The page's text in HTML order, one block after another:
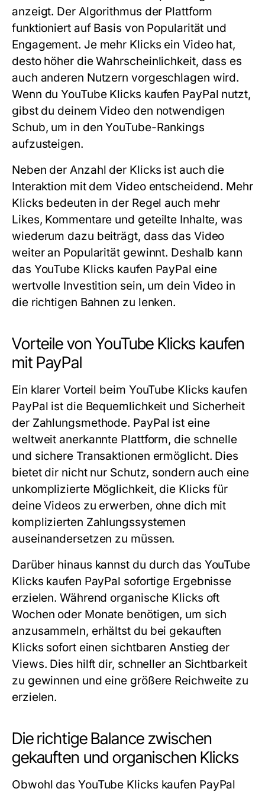
anzeigt. Der Algorithmus der Plattform
funktioniert auf Basis von Popularität und
Engagement. Je mehr Klicks ein Video hat,
desto höher die Wahrscheinlichkeit, dass es
auch anderen Nutzern vorgeschlagen wird.
Wenn duYouTube Klicks kaufen PayPal nutzt,
gibst du deinem Video den notwendigen
Schub, um in den YouTube-Rankings
aufzusteigen.
Neben der Anzahl der Klicks ist auch die
Interaktion mit dem Video entscheidend. Mehr
Klicks bedeuten in der Regel auch mehr
Likes, Kommentare und geteilte Inhalte, was
wiederum dazu beiträgt, dass das Video
weiter an Popularität gewinnt. Deshalb kann
das YouTube Klicks kaufen PayPal eine
wertvolle Investition sein, um dein Video in
die richtigen Bahnen zu lenken.
Vorteile von YouTube Klicks kaufen
mit PayPal
Ein klarer Vorteil beim YouTube Klicks kaufen
PayPal ist die Bequemlichkeit und Sicherheit
der Zahlungsmethode. PayPal ist eine
weltweit anerkannte Plattform, die schnelle
und sichere Transaktionen ermöglicht. Dies
bietet dir nicht nur Schutz, sondern auch eine
unkomplizierte Möglichkeit, die Klicks für
deine Videos zu erwerben, ohne dich mit
komplizierten Zahlungssystemen
auseinandersetzen zu müssen.
Darüber hinaus kannst du durch das YouTube
Klicks kaufen PayPal sofortige Ergebnisse
erzielen. Während organische Klicks oft
Wochen oder Monate benötigen, um sich
anzusammeln, erhältst du bei gekauften
Klicks sofort einen sichtbaren Anstieg der
Views. Dies hilft dir, schneller an Sichtbarkeit
zu gewinnen und eine größere Reichweite zu
erzielen.
Die richtige Balance zwischen
gekauften und organischen Klicks
Obwohl das YouTube Klicks kaufen PayPal